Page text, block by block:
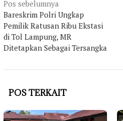
Navigasi
pos
Pos sebelumnya
Bareskrim Polri Ungkap
Pemilik Ratusan Ribu Ekstasi
di Tol Lampung, MR
Ditetapkan Sebagai Tersangka
POS TERKAIT